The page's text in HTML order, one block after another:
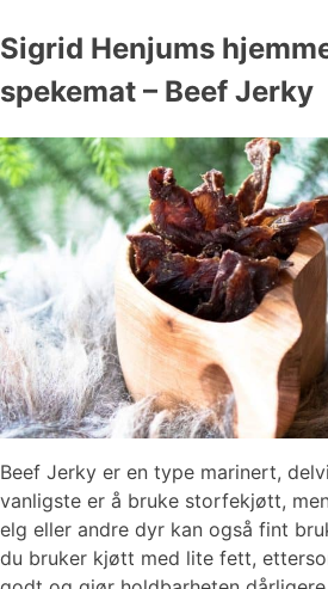
Sigrid Henjums
spekemat – Beef Jerky
Beef Jerky er en type marinert,
vanligste er å bruke storfekjøtt,
elg eller andre dyr kan også fint
du bruker kjøtt med lite fett,